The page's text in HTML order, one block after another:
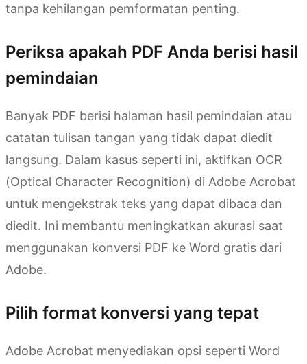
tanpa kehilangan pemformatan penting.
Periksa apakah PDF Anda berisi hasil
pemindaian
Banyak PDF berisi halaman hasil pemindaian atau
catatan tulisan tangan yang tidak dapat diedit
langsung. Dalam kasus seperti ini, aktifkan OCR
(Optical Character Recognition) di Adobe Acrobat
untuk mengekstrak teks yang dapat dibaca dan
diedit. Ini membantu meningkatkan akurasi saat
menggunakan konversi PDF ke Word gratis dari
Adobe.
Pilih format konversi yang tepat
Adobe Acrobat menyediakan opsi seperti Word